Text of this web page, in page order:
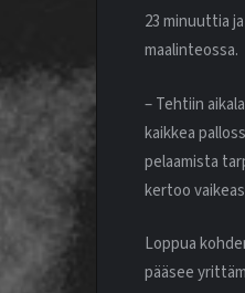
23 minuuttia
maalinteossa.
– Tehtiin
kaikkea
pelaamista
kertoo
Loppua
pääsee